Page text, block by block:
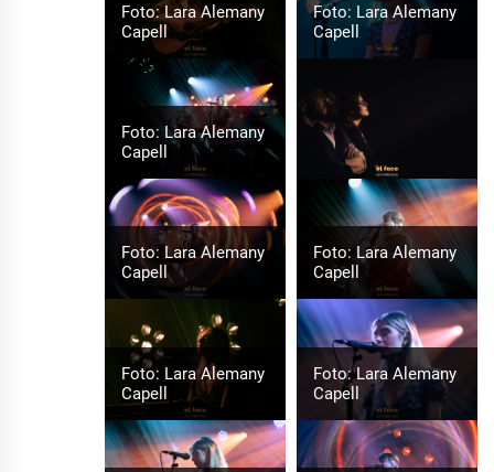
Foto: Lara Alemany
Capell
Foto: Lara Alemany
Capell
Foto: Lara Alemany
Capell
Foto: Lara Alemany
Capell
Foto: Lara Alemany
Capell
Foto: Lara Alemany
Capell
Foto: Lara Alemany
Capell